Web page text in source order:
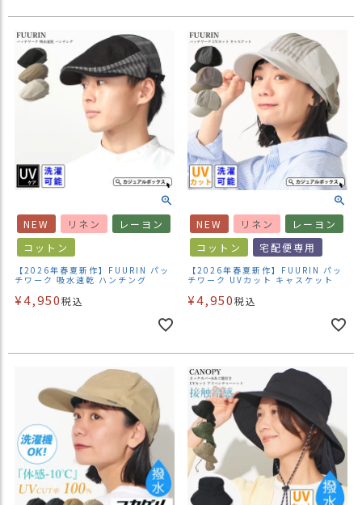
NEW リネン
レーヨン
コットン
【2026年春夏新作】FUURIN パッ
チワーク 吸水速乾 ハンチング
¥4,950税込
NEW リネン
レーヨン
コットン
宅配便専用
【2026年春夏新作】FUURIN パッ
チワーク UVカット キャスケット
¥4,950税込